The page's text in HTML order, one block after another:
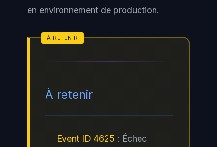
en environnement de production.
À retenir
Event ID 4625 : Échec